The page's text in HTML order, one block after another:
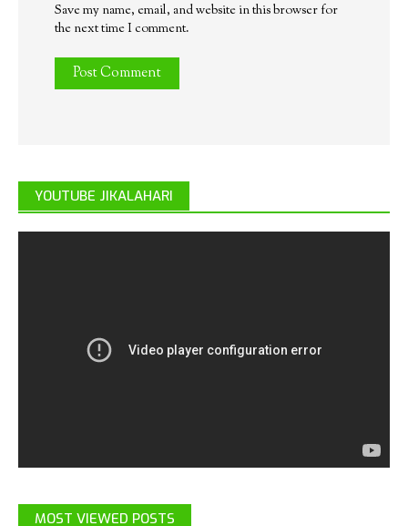
Save my name, email, and website in this browser for
the next time I comment.
YOUTUBE JIKALAHARI
MOST VIEWED POSTS